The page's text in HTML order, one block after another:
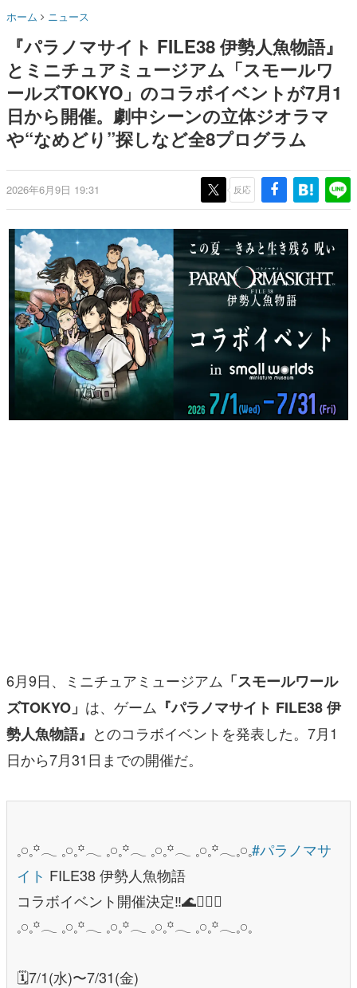
ゲームに多大な影響を受けた作家さんに取材し、ゲームが
日本のコンテンツ産業やカルチャーに与えた影響を探る企
画です。
日本モバイルゲーム産業史
日本のモバイルゲーム史における主要なトピック・タイト
ルを網羅するほか、開発者へのインタビューや識者による
解説を掲載。約20年の歴史が一望できる決定版！
若ゲのいたり〜ゲームクリエイターの青春〜
一先生によるゲーム業界レポートマンガです。
なんでゲームは面白い？
具体的な形から解き明かしていく、硬派で骨太な評論連載
です。
ゲームが変えた日本語
「経験値」「裏技」「ラスボス」… ゲームにまつわる言葉
の起源や用法の変遷を、コンピューター文化史研究家・タ
イニーP氏が徹底調査。
カテゴリ
特集記事
「お前らーそろそろ自重しろ
や、萌え声不思議ちゃん女子と
青春を謳歌
Switch向けにリリース予定
ホーム ニュース
『パラノマサイト FILE38 伊勢人魚物語』
とミニチュアミュージアム「スモールワ
ールズTOKYO」のコラボイベントが7月1
日から開催。劇中シーンの立体ジオラマ
や“なめどり”探しなど全8プログラム
2026年6月9日 19:31 反応
6月9日、ミニチュアミュージアム 「スモールワール
ズTOKYO」 は、ゲーム 『パラノマサイト FILE38 伊
勢人魚物語』 とのコラボイベントを発表した。7月1
日から7月31日までの開催だ。
𓈒𓏸𓈒꙳𓂃 𓈒𓏸𓈒꙳𓂃 𓈒𓏸𓈒꙳𓂃 𓈒𓏸𓈒꙳𓂃 𓈒𓏸𓈒꙳𓂃𓈒𓏸𓈒#パラノマサ
イト FILE38 伊勢人魚物語
コラボイベント開催決定‼️🌊🧜‍♀️✨
𓈒𓏸𓈒꙳𓂃 𓈒𓏸𓈒꙳𓂃 𓈒𓏸𓈒꙳𓂃 𓈒𓏸𓈒꙳𓂃 𓈒𓏸𓈒꙳𓂃𓈒𓏸𓈒
🗓7/1(水)〜7/31(金)